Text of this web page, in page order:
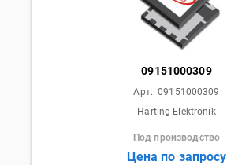
09151000309
Арт.:09151000309
Harting Elektronik
Под производство
Цена по запросу